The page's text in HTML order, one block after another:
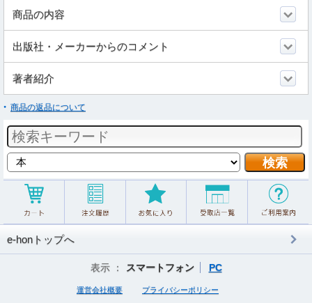
商品の内容
出版社・メーカーからのコメント
著者紹介
商品の返品について
e-honトップへ
表示 ： スマートフォン PC
運営会社概要 プライバシーポリシー